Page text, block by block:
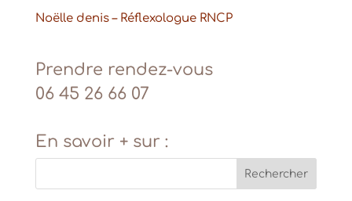
Noëlle denis – Réflexologue RNCP
Prendre rendez-vous
06 45 26 66 07
En savoir + sur :